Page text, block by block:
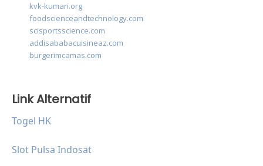
kvk-kumari.org
foodscienceandtechnology.com
scisportsscience.com
addisababacuisineaz.com
burgerimcamas.com
Link Alternatif
Togel HK
Slot Pulsa Indosat